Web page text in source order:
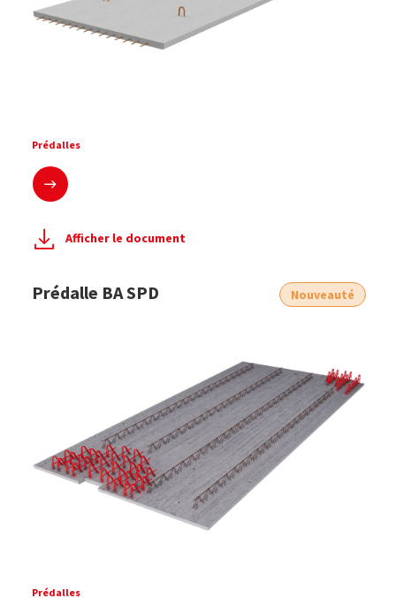
Prédalles
En savoir plus
Afficher le document
Nouveauté
Prédalle BA SPD
Prédalles